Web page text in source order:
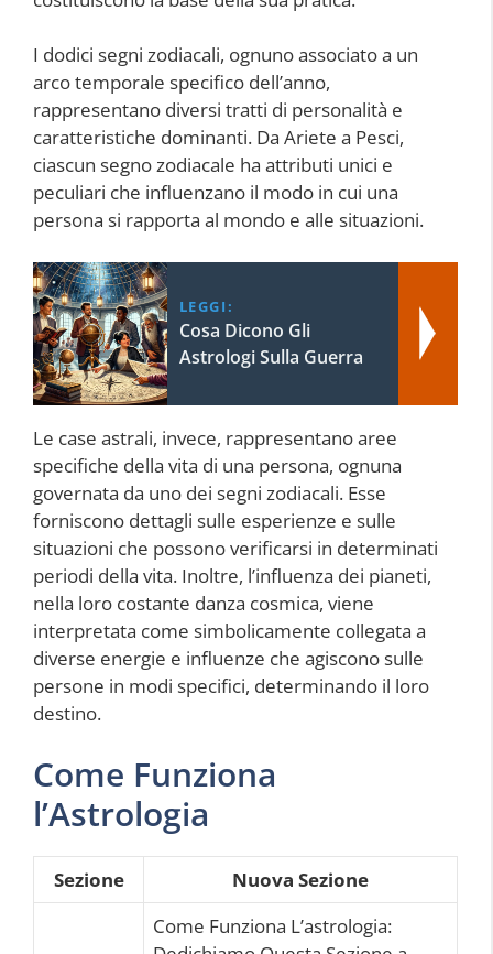
I dodici segni zodiacali, ognuno associato a un
arco temporale specifico dell’anno,
rappresentano diversi tratti di personalità e
caratteristiche dominanti. Da Ariete a Pesci,
ciascun segno zodiacale ha attributi unici e
peculiari che influenzano il modo in cui una
persona si rapporta al mondo e alle situazioni.
LEGGI:
Cosa Dicono Gli
Astrologi Sulla Guerra
Le case astrali, invece, rappresentano aree
specifiche della vita di una persona, ognuna
governata da uno dei segni zodiacali. Esse
forniscono dettagli sulle esperienze e sulle
situazioni che possono verificarsi in determinati
periodi della vita. Inoltre, l’influenza dei pianeti,
nella loro costante danza cosmica, viene
interpretata come simbolicamente collegata a
diverse energie e influenze che agiscono sulle
persone in modi specifici, determinando il loro
destino.
Come Funziona
l’Astrologia
Sezione Nuova Sezione
Come Funziona L’astrologia: